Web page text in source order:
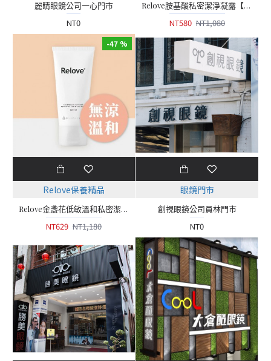
麗睛眼鏡公司一心門市
NT0
Relove胺基酸私密潔淨凝露【120ml】
NT580 NT1,080
-47 %
Relove保養精品
Relove金盞花低敏溫和私密潔淨凝露【120ml】
NT629 NT1,180
眼鏡門市
創視眼鏡公司員林門市
NT0